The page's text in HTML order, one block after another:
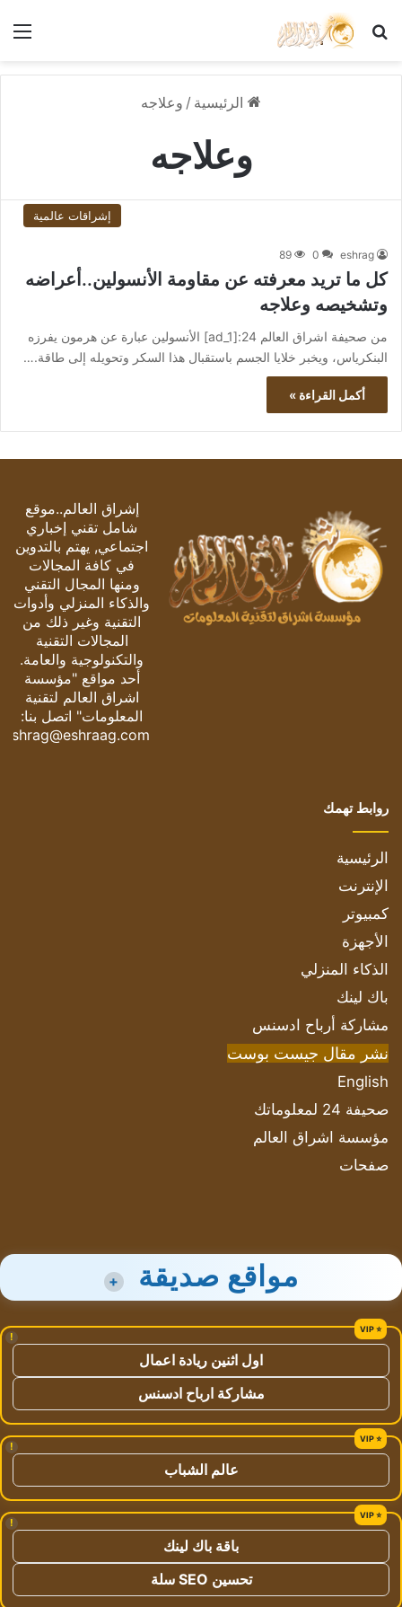
بحث عن
الرئيسية / وعلاجه
وعلاجه
إشراقات عالمية
eshrag
0
89
كل ما تريد معرفته عن مقاومة الأنسولين..أعراضه
وتشخيصه وعلاجه
من صحيفة اشراق العالم 24:[ad_1] الأنسولين عبارة عن هرمون يفرزه
البنكرياس، ويخبر خلايا الجسم باستقبال هذا السكر وتحويله إلى طاقة.…
أكمل القراءة »
إشراق العالم..موقع
شامل تقني إخباري
اجتماعي, يهتم بالتدوين
في كافة المجالات
ومنها المجال التقني
والذكاء المنزلي وأدوات
التقنية وغير ذلك من
المجالات التقنية
والتكنولوجية والعامة.
أحد مواقع "مؤسسة
اشراق العالم لتقنية
المعلومات" اتصل بنا:
eshrag@eshraag.com
روابط تهمك
الرئيسية
الإنترنت
كمبيوتر
الأجهزة
الذكاء المنزلي
باك لينك
مشاركة أرباح ادسنس
نشر مقال جيست بوست
English
صحيفة 24 لمعلوماتك
مؤسسة اشراق العالم
صفحات
مواقع صديقة +
!
اول اثنين ريادة اعمال
مشاركة ارباح ادسنس
!
عالم الشباب
!
باقة باك لينك
تحسين SEO سلة